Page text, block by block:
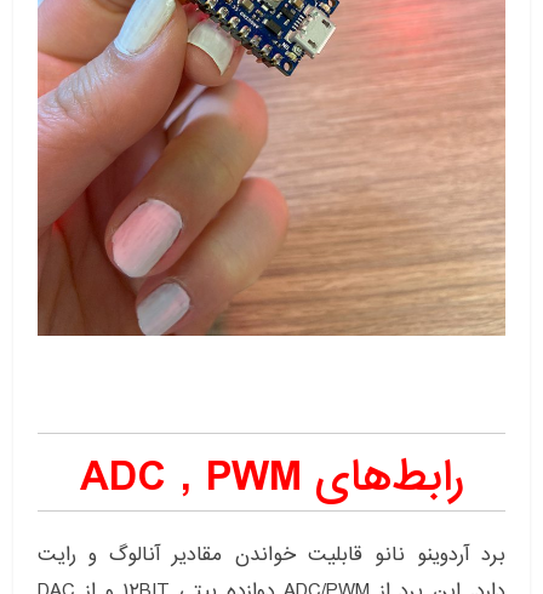
رابط‌های ADC , PWM
برد آردوینو نانو قابلیت خواندن مقادیر آنالوگ و رایت